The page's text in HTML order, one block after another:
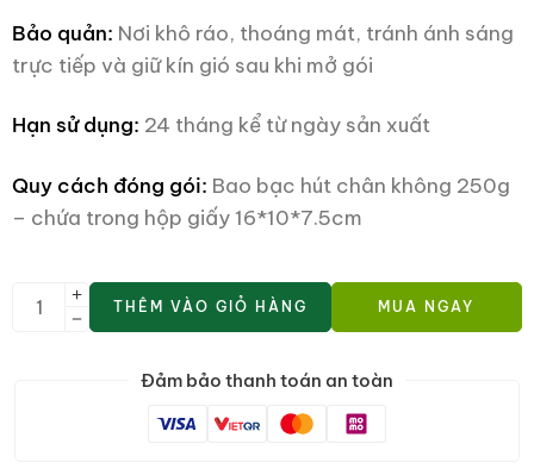
Bảo quản: Nơi khô ráo, thoáng mát, tránh ánh sáng
trực tiếp và giữ kín gió sau khi mở gói
Hạn sử dụng: 24 tháng kể từ ngày sản xuất
Quy cách đóng gói: Bao bạc hút chân không 250g
– chứa trong hộp giấy 16*10*7.5cm
THÊM VÀO GIỎ HÀNG MUA NGAY
Đảm bảo thanh toán an toàn